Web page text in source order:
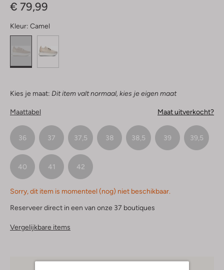
€ 79,99
Kleur: Camel
Kies je maat: Dit item valt normaal, kies je eigen maat
Maattabel Maat uitverkocht?
36 37 37,5 38 38,5 39 39,5
40 41 42
Sorry, dit item is momenteel (nog) niet beschikbaar.
Reserveer direct in een van onze 37 boutiques
Vergelijkbare items